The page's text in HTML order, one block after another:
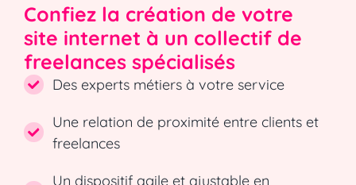
Confiez la création de votre
site internet à un collectif de
freelances spécialisés
Des experts métiers à votre service
Une relation de proximité entre clients et
freelances
Un dispositif agile et ajustable en